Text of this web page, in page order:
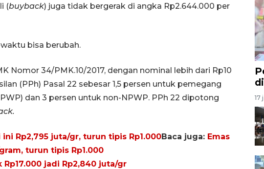
(buyback) juga tidak bergerak di angka Rp2.644.000 per
bisa berubah.
Nomor 34/PMK.10/2017, dengan nominal lebih dari Rp10
(PPh) Pasal 22 sebesar 1,5 persen untuk pemegang
dan 3 persen untuk non-NPWP. PPh 22 dipotong
ini Rp2,795 juta/gr, turun tipis Rp1.000Baca juga: Emas
turun tipis Rp1.000
Rp17.000 jadi Rp2,840 juta/gr
17